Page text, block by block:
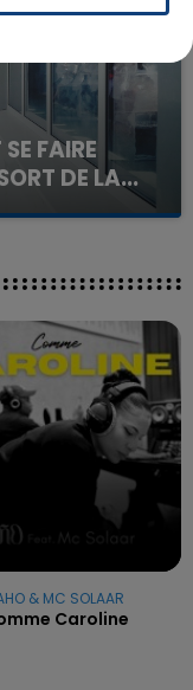
FAIRE
DE LA...
clinique qui a
& MC SOLAAR
Caroline